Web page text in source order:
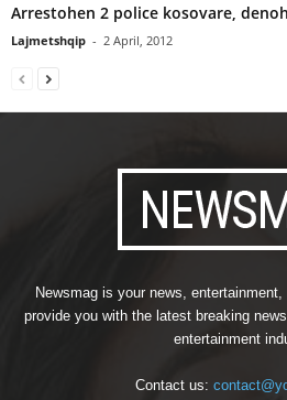
Arrestohen 2 police kosovare,
Lajmetshqip - 2 April, 2012
Newsmag is your news,
provide you with the latest breaking
entertainment
Contact us: